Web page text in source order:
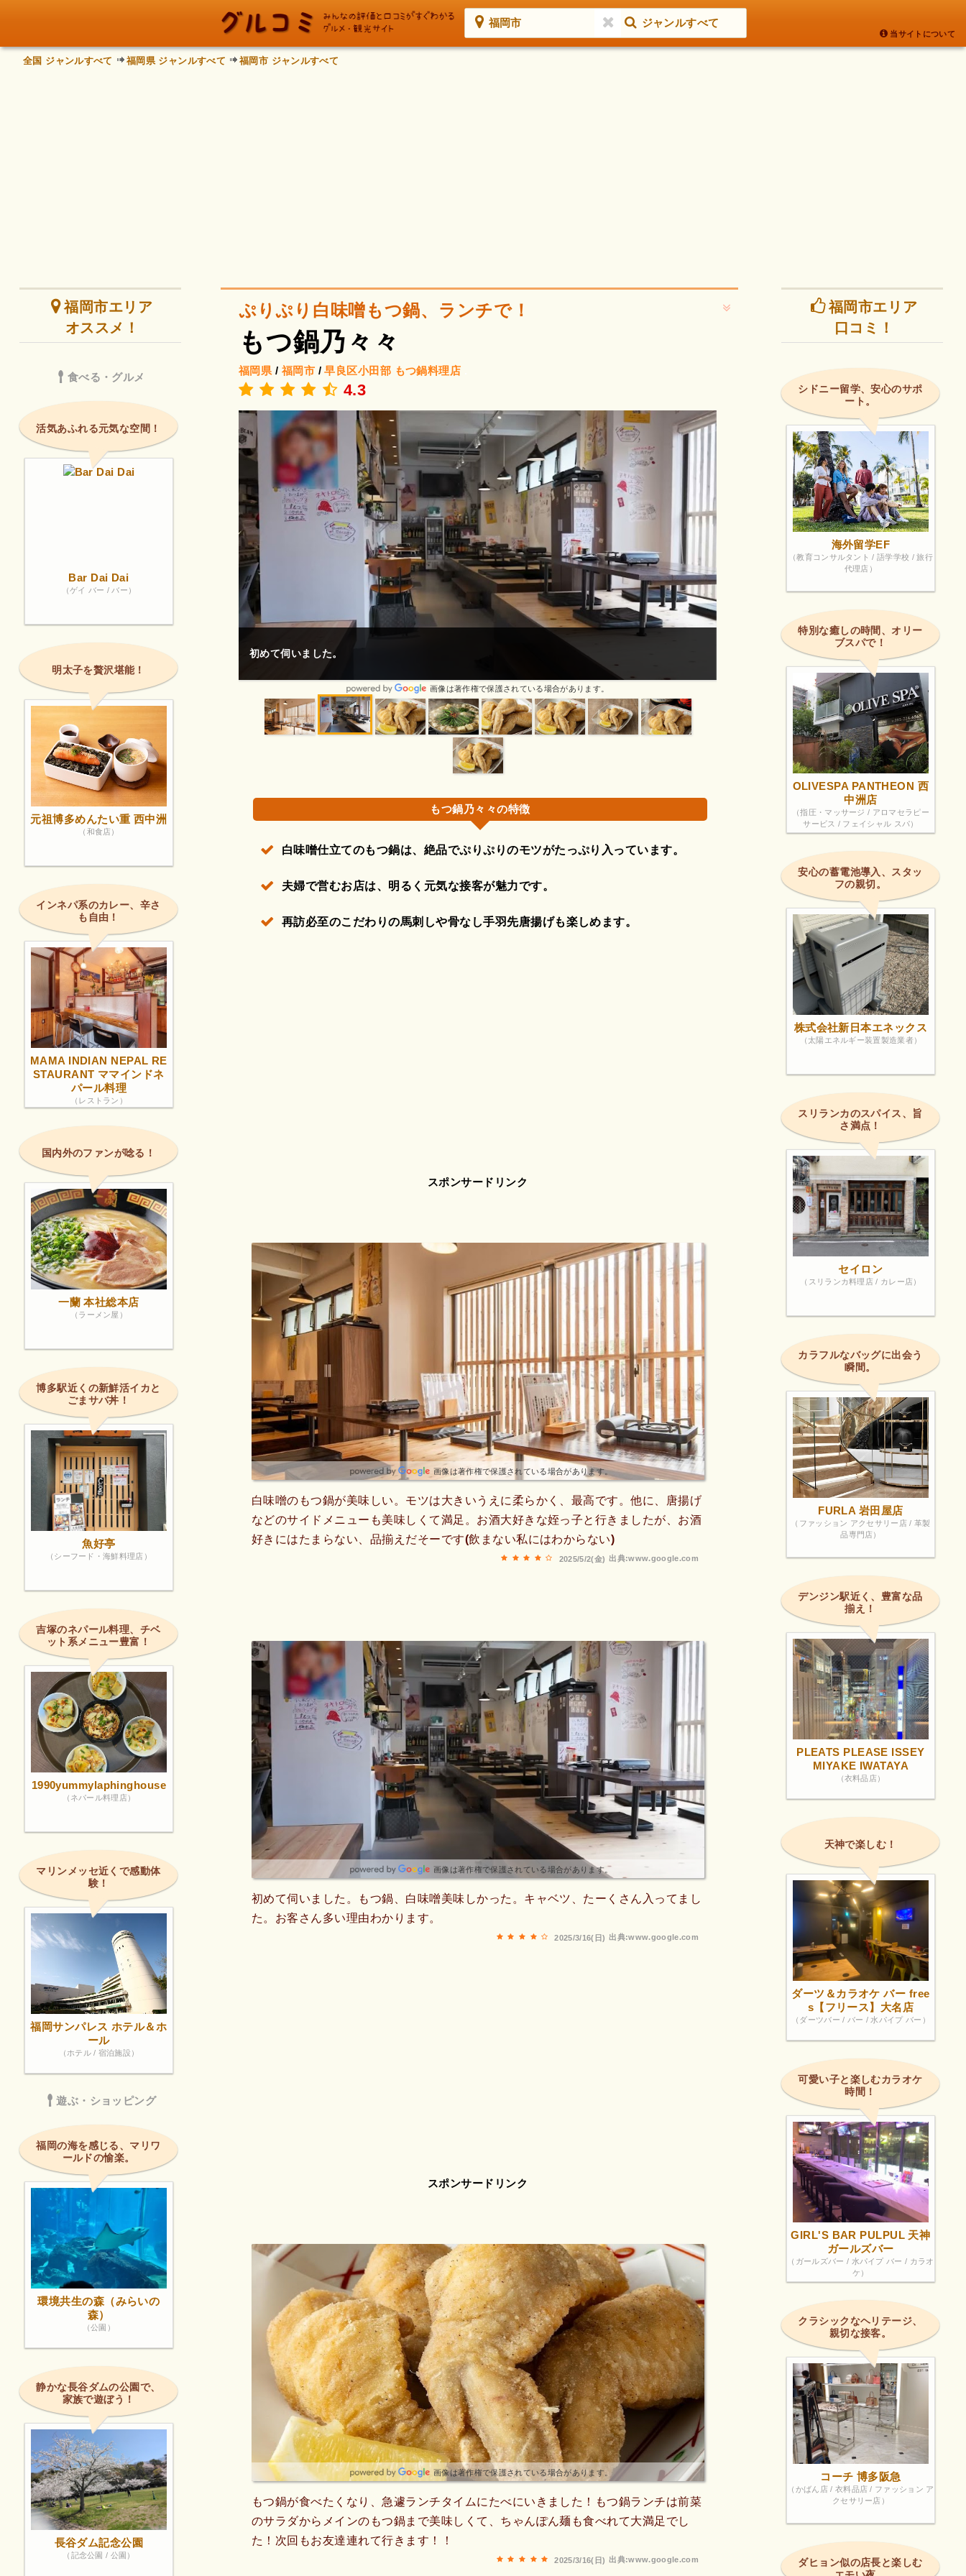
福岡市 ジャンルすべて
当サイトについて
全国 ジャンルすべて 福岡県 ジャンルすべて 福岡市 ジャンルすべて
ぷりぷり白味噌もつ鍋、ランチで！
もつ鍋乃々々
福岡県 / 福岡市 /早良区小田部 もつ鍋料理店
4.3
保護されている場合があります。
もつ鍋が食べたくなり、急遽ランチタイムにたべにいきました！
画像は著作権で保護されている場合があります。
夫婦で営んでいるようでお二人共元気に明るく出
画像は著作権
もつ鍋乃々々の特徴
白味噌仕立てのもつ鍋は、絶品でぷりぷりのモツがたっぷり入っています。
夫婦で営むお店は、明るく元気な接客が魅力です。
再訪必至のこだわりの馬刺しや骨なし手羽先唐揚げも楽しめます。
スポンサードリンク
画像は著作権で保護されている場合があります。
白味噌のもつ鍋が美味しい。モツは大きいうえに柔らかく、最高です。他に、唐揚げ
などのサイドメニューも美味しくて満足。お酒大好きな姪っ子と行きましたが、お酒
好きにはたまらない、品揃えだそーです(飲まない私にはわからない)
出典:www.google.com
2025/5/2(金)
画像は著作権で保護されている場合があります。
初めて伺いました。もつ鍋、白味噌美味しかった。キャベツ、たーくさん入ってまし
た。お客さん多い理由わかります。
出典:www.google.com
2025/3/16(日)
スポンサードリンク
画像は著作権で保護されている場合があります。
もつ鍋が食べたくなり、急遽ランチタイムにたべにいきました！もつ鍋ランチは前菜
のサラダからメインのもつ鍋まで美味しくて、ちゃんぽん麺も食べれて大満足でし
た！次回もお友達連れて行きます！！
出典:www.google.com
2025/3/16(日)
福岡市エリア
オススメ！
食べる・グルメ
活気あふれる元気な空間！
Bar Dai Dai
（ゲイ バー / バー）
明太子を贅沢堪能！
元祖博多めんたい重 西中洲
（和食店）
インネパ系のカレー、辛さ
も自由！
MAMA INDIAN NEPAL RE
STAURANT ママインドネ
パール料理
（レストラン）
国内外のファンが唸る！
一蘭 本社総本店
（ラーメン屋）
博多駅近くの新鮮活イカと
ごまサバ丼！
魚好亭
（シーフード・海鮮料理店）
吉塚のネパール料理、チベ
ット系メニュー豊富！
1990yummylaphinghouse
（ネパール料理店）
マリンメッセ近くで感動体
験！
福岡サンパレス ホテル＆ホ
ール
（ホテル / 宿泊施設）
遊ぶ・ショッピング
福岡の海を感じる、マリワ
ールドの愉楽。
環境共生の森（みらいの
森）
（公園）
静かな長谷ダムの公園で、
家族で遊ぼう！
長谷ダム記念公園
（記念公園 / 公園）
福岡市エリア
口コミ！
シドニー留学、安心のサポ
ート。
海外留学EF
（教育コンサルタント / 語学学校 / 旅行
代理店）
特別な癒しの時間、オリー
ブスパで！
OLIVESPA PANTHEON 西
中洲店
（指圧・マッサージ / アロマセラピー
サービス / フェイシャル スパ）
安心の蓄電池導入、スタッ
フの親切。
株式会社新日本エネックス
（太陽エネルギー装置製造業者）
スリランカのスパイス、旨
さ満点！
セイロン
（スリランカ料理店 / カレー店）
カラフルなバッグに出会う
瞬間。
FURLA 岩田屋店
（ファッション アクセサリー店 / 革製
品専門店）
デンジン駅近く、豊富な品
揃え！
PLEATS PLEASE ISSEY
MIYAKE IWATAYA
（衣料品店）
天神で楽しむ！
ダーツ＆カラオケ バー free
s【フリース】大名店
（ダーツバー / バー / 水パイプ バー）
可愛い子と楽しむカラオケ
時間！
GIRL'S BAR PULPUL 天神
ガールズバー
（ガールズバー / 水パイプ バー / カラオ
ケ）
クラシックなヘリテージ、
親切な接客。
コーチ 博多阪急
（かばん店 / 衣料品店 / ファッション ア
クセサリー店）
ダヒョン似の店長と楽しむ